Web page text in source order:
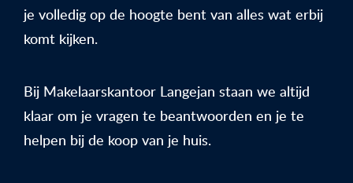
je volledig op de hoogte bent van alles wat erbij
komt kijken.
Bij Makelaarskantoor Langejan staan we altijd
klaar om je vragen te beantwoorden en je te
helpen bij de koop van je huis.